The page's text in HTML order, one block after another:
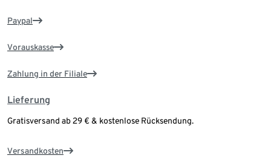
Paypal
Vorauskasse
Zahlung in der Filiale
Lieferung
Gratisversand ab 29 € & kostenlose Rücksendung.
Versandkosten